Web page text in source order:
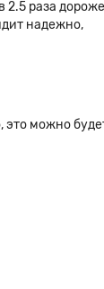
2.5 раза
надежно,
это можно